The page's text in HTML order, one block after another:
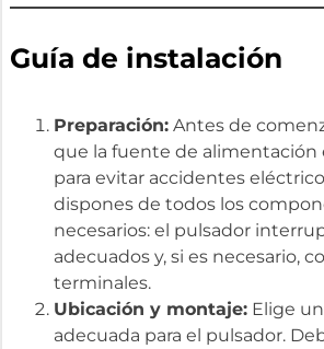
Guía de instalación
Preparación: Antes de
que la fuente de alimentación
para evitar accidentes
dispones de todos los
necesarios: el pulsador
adecuados y, si es necesario,
terminales.
Ubicación y montaje: Elige
adecuada para el pulsador.